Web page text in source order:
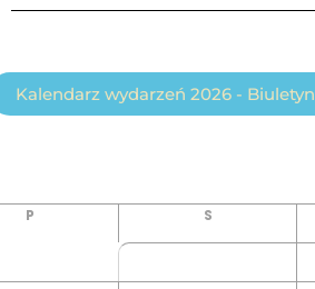
Kalendarz wydarzeń 2026 - Biuletyn